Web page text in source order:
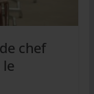
chef